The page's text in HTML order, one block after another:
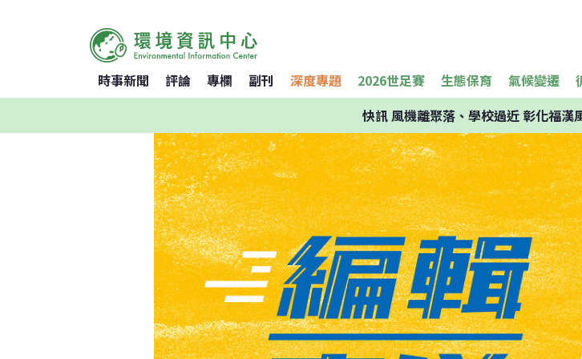
時事新聞 評論 專欄 副刊 深度專題 2026世足賽 生態保育 氣候變遷
快訊風機離聚落、學校過近 彰化福漢